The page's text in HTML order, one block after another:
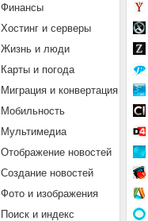
Финансы
Хостинг и серверы
Жизнь и люди
Карты и погода
Миграция и конвертация
Мобильность
Мультимедиа
Отображение новостей
Создание новостей
Фото и изображения
Поиск и индекс